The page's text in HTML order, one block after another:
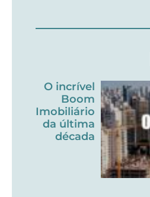
O incrível
Boom
Imobiliário
da última
década